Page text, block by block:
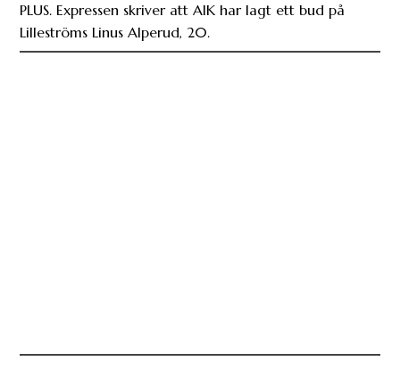
PLUS. Expressen skriver att AIK har lagt ett bud på
Lilleströms Linus Alperud, 20.